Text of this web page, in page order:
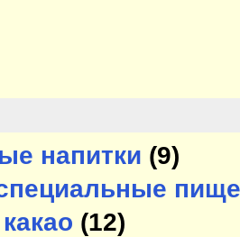
напитки (9)
(12)